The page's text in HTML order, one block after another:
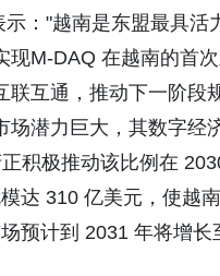
："越南是东盟最具
M-DAQ 在越南的首
互通，推动下一阶段
潜力巨大，其数字经
积极推动该比例在
达 310 亿美元，使越
预计到 2031 年将增